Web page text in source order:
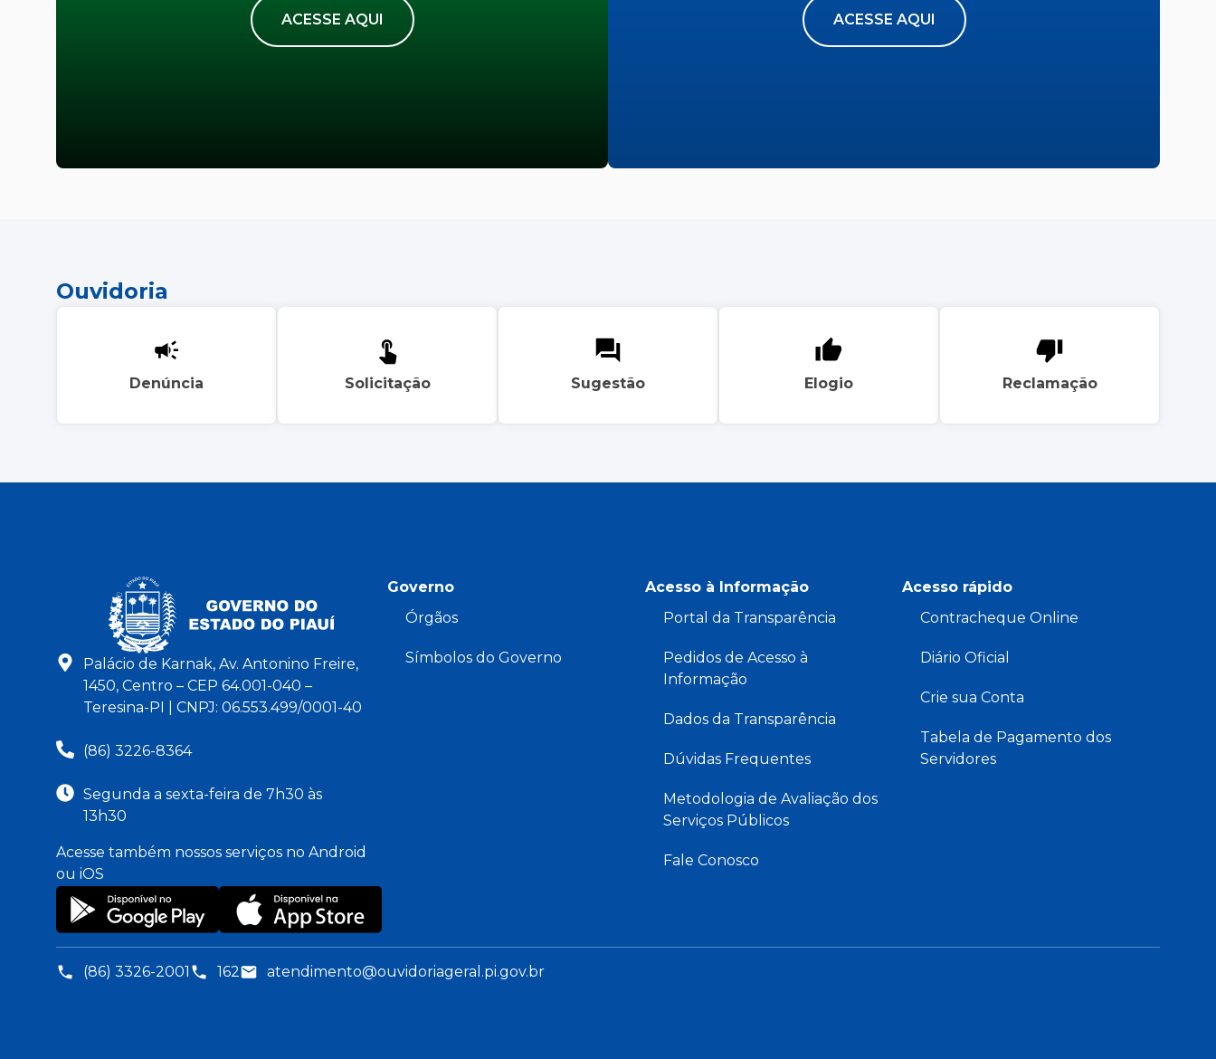
ACESSE AQUI ACESSE AQUI
Ouvidoria
Denúncia Solicitação Sugestão Elogio Reclamação
Palácio de Karnak, Av. Antonino Freire,
1450, Centro – CEP 64.001-040 –
Teresina-PI | CNPJ: 06.553.499/0001-40
(86) 3226-8364
Segunda a sexta-feira de 7h30 às
13h30
Acesse também nossos serviços no Android
ou iOS
Governo
Órgãos
Símbolos do Governo
Acesso à Informação
Portal da Transparência
Pedidos de Acesso à
Informação
Dados da Transparência
Dúvidas Frequentes
Metodologia de Avaliação dos
Serviços Públicos
Fale Conosco
Acesso rápido
Contracheque Online
Diário Oficial
Crie sua Conta
Tabela de Pagamento dos
Servidores
(86) 3326-2001 162 atendimento@ouvidoriageral.pi.gov.br